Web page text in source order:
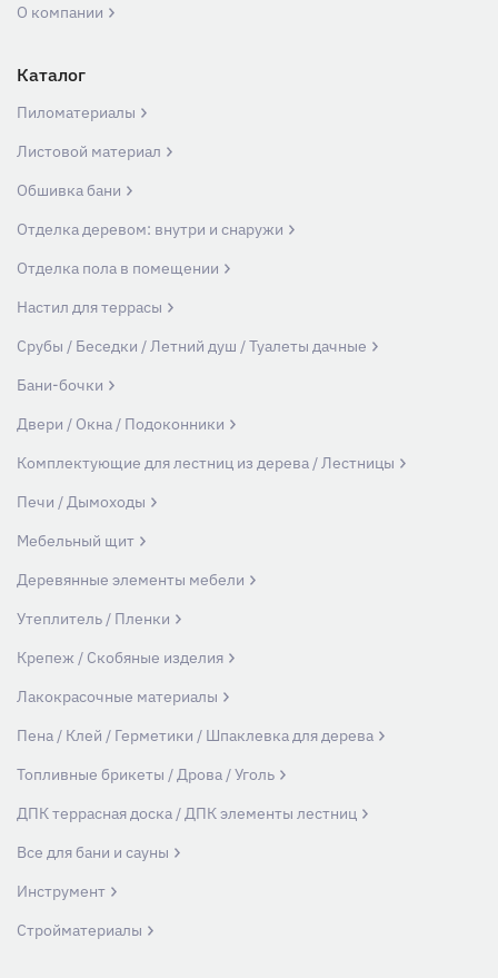
О компании
Каталог
Пиломатериалы
Листовой материал
Обшивка бани
Отделка деревом: внутри и снаружи
Отделка пола в помещении
Настил для террасы
Срубы / Беседки / Летний душ / Туалеты дачные
Бани-бочки
Двери / Окна / Подоконники
Комплектующие для лестниц из дерева / Лестницы
Печи / Дымоходы
Мебельный щит
Деревянные элементы мебели
Утеплитель / Пленки
Крепеж / Скобяные изделия
Лакокрасочные материалы
Пена / Клей / Герметики / Шпаклевка для дерева
Топливные брикеты / Дрова / Уголь
ДПК террасная доска / ДПК элементы лестниц
Все для бани и сауны
Инструмент
Стройматериалы